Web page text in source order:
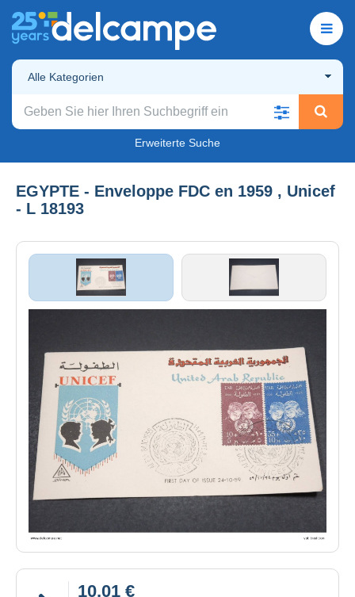
Alle Kategorien
Erweiterte Suche
EGYPTE - Enveloppe FDC en 1959 , Unicef
- L 18193
10,01 €